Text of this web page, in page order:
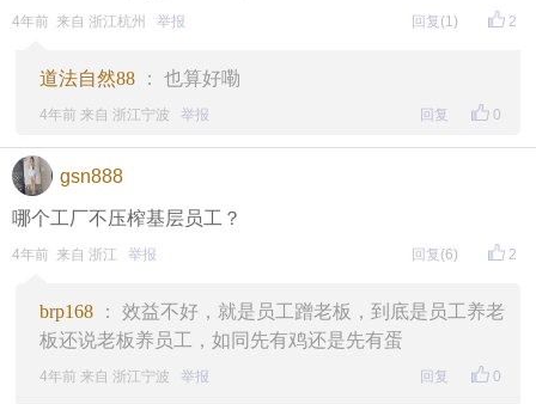
2
4年前 来自 浙江杭州 举报 回复 (1)
道法自然88 ： 也算好嘞
0
4年前 来自 浙江宁波 举报 回复
gsn888
哪个工厂不压榨基层员工？
2
4年前 来自 浙江 举报 回复 (6)
brp168 ： 效益不好，就是员工蹭老板，到底是员工养老
板还说老板养员工，如同先有鸡还是先有蛋
0
4年前 来自 浙江宁波 举报 回复